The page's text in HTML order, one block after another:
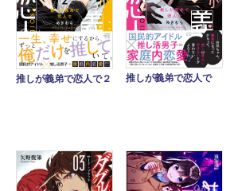
推しが義弟で恋人で２ 推しが義弟で恋人で